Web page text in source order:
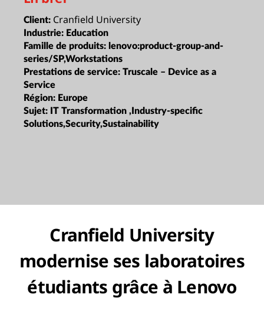
Client: Cranfield University
Industrie: Education
Famille de produits: lenovo:product-group-and-
series/SP,Workstations
Prestations de service: Truscale – Device as a
Service
Région: Europe
Sujet: IT Transformation ,Industry-specific
Solutions,Security,Sustainability
Cranfield University
modernise ses laboratoires
étudiants grâce à Lenovo